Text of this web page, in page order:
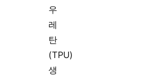
우
레
탄
(TPU)
생